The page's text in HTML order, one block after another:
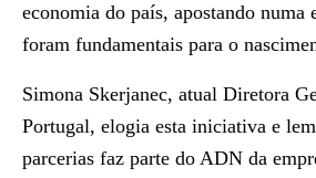
economia do país, apostando numa
foram fundamentais para o
Simona Skerjanec, atual Diretora
Portugal, elogia esta iniciativa e
parcerias faz parte do ADN da